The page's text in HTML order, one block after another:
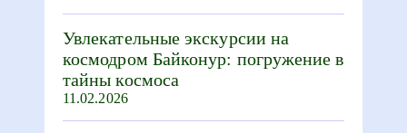
Увлекательные экскурсии на
космодром Байконур: погружение в
тайны космоса
11.02.2026